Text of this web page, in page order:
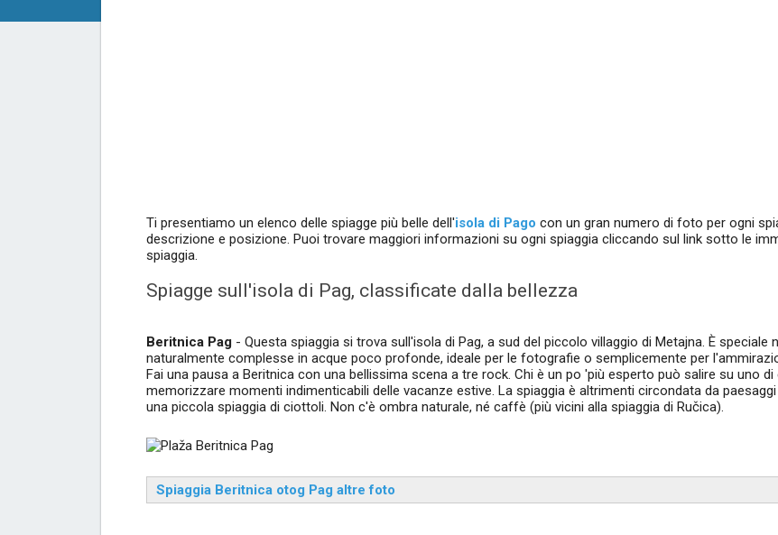
Ti presentiamo un elenco delle spiagge più belle dell'isola di Pago con un gran numero di foto per ogni
descrizione e posizione. Puoi trovare maggiori informazioni su ogni spiaggia cliccando sul link sotto le
spiaggia.
Spiagge sull'isola di Pag, classificate dalla bellezza
Beritnica Pag - Questa spiaggia si trova sull'isola di Pag, a sud del piccolo villaggio di Metajna. È speciale
naturalmente complesse in acque poco profonde, ideale per le fotografie o semplicemente per
Fai una pausa a Beritnica con una bellissima scena a tre rock. Chi è un po 'più esperto può salire su uno di
memorizzare momenti indimenticabili delle vacanze estive. La spiaggia è altrimenti circondata da
una piccola spiaggia di ciottoli. Non c'è ombra naturale, né caffè (più vicini alla spiaggia di Ručica).
Spiaggia Beritnica otog Pag altre foto